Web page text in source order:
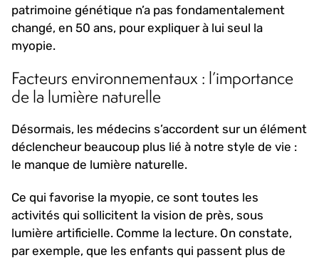
patrimoine génétique n’a pas fondamentalement
changé, en 50 ans, pour expliquer à lui seul la
myopie.
Facteurs environnementaux : l’importance
de la lumière naturelle
Désormais, les médecins s’accordent sur un élément
déclencheur beaucoup plus lié à notre style de vie :
le manque de lumière naturelle.
Ce qui favorise la myopie, ce sont toutes les
activités qui sollicitent la vision de près, sous
lumière artificielle. Comme la lecture. On constate,
par exemple, que les enfants qui passent plus de